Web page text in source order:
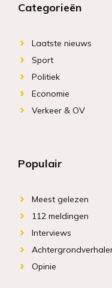
Categorieën
Laatste nieuws
Sport
Politiek
Economie
Verkeer & OV
Populair
Meest gelezen
112 meldingen
Interviews
Opinie